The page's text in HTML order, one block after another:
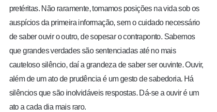
FOTOS
COLUNISTAS
pretéritas. Não raramente, tomamos posições na vida sob os
auspícios da primeira informação, sem o cuidado necessário
de saber ouvir o outro, de sopesar o contraponto. Sabemos
que grandes verdades são sentenciadas até no mais
cauteloso silêncio, daí a grandeza de saber ser ouvinte. Ouvir,
além de um ato de prudência é um gesto de sabedoria. Há
silêncios que são inolvidáveis respostas. Dá-se a ouvir é um
ato a cada dia mais raro.